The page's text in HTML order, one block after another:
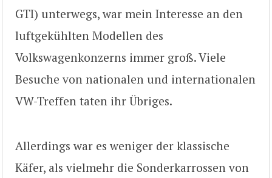
GTI) unterwegs, war mein Interesse an den
luftgekühlten Modellen des
Volkswagenkonzerns immer groß. Viele
Besuche von nationalen und internationalen
VW-Treffen taten ihr Übriges.
Allerdings war es weniger der klassische
Käfer, als vielmehr die Sonderkarrossen von